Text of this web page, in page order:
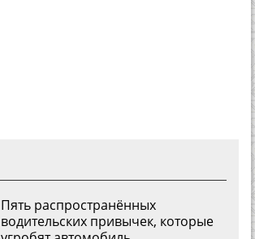
Пять распространённых
водительских привычек, которые